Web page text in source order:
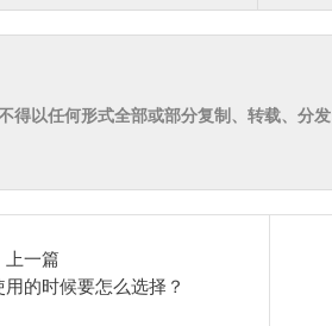
得以任何形式全部或部分复制、转载、分
上一篇
的时候要怎么选择？